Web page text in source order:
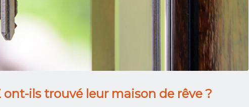
ont-ils trouvé leur maison de rêve ?